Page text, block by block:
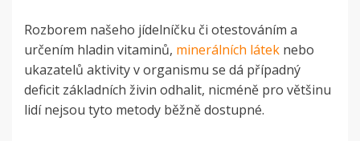
Rozborem našeho jídelníčku či otestováním a
určením hladin vitaminů, minerálních látek nebo
ukazatelů aktivity v organismu se dá případný
deficit základních živin odhalit, nicméně pro většinu
lidí nejsou tyto metody běžně dostupné.